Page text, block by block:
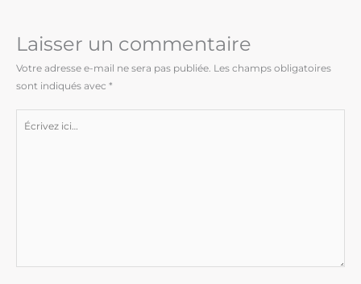
Laisser un commentaire
Votre adresse e-mail ne sera pas publiée. Les champs obligatoires
sont indiqués avec *